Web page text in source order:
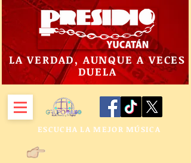
LA VERDAD, AUNQUE A VECES
DUELA
ESCUCHA LA MEJOR MÚSICA